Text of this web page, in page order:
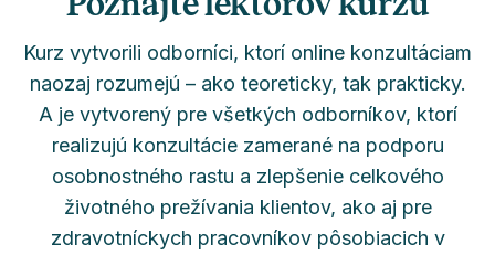
Kurz vytvorili odborníci, ktorí online konzultáciam
naozaj rozumejú – ako teoreticky, tak prakticky.
A je vytvorený pre všetkých odborníkov, ktorí
realizujú konzultácie zamerané na podporu
osobnostného rastu a zlepšenie celkového
životného prežívania klientov, ako aj pre
zdravotníckych pracovníkov pôsobiacich v